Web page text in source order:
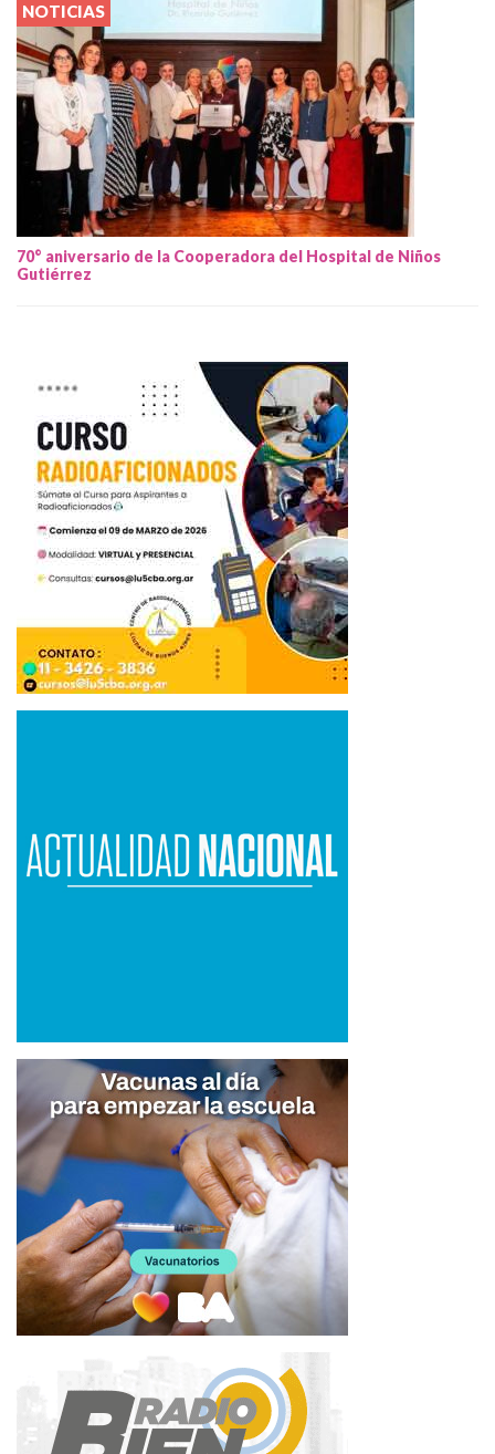
NOTICIAS
70° aniversario de la Cooperadora del Hospital de Niños
Gutiérrez